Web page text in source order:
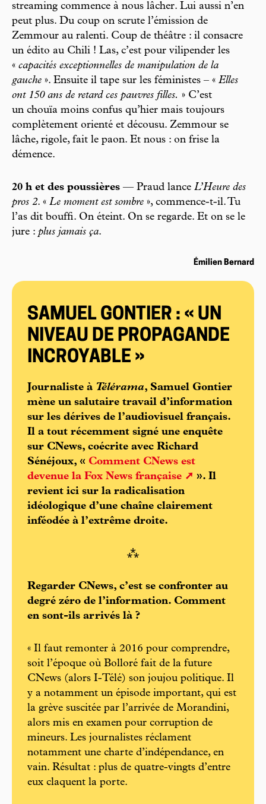
streaming commence à nous lâcher. Lui aussi n’en
peut plus. Du coup on scrute l’émission de
Zemmour au ralenti. Coup de théâtre : il consacre
un édito au Chili ! Las, c’est pour vilipender les
« capacités exceptionnelles de manipulation de la
gauche ». Ensuite il tape sur les féministes – « Elles
ont 150 ans de retard ces pauvres filles. » C’est
un chouïa moins confus qu’hier mais toujours
complètement orienté et décousu. Zemmour se
lâche, rigole, fait le paon. Et nous : on frise la
démence.
20 h et des poussières — Praud lance L’Heure des
pros 2. « Le moment est sombre », commence-t-il. Tu
l’as dit bouffi. On éteint. On se regarde. Et on se le
jure : plus jamais ça.
Émilien Bernard
SAMUEL GONTIER : « UN
NIVEAU DE PROPAGANDE
INCROYABLE »
Journaliste à Télérama, Samuel Gontier
mène un salutaire travail d’information
sur les dérives de l’audiovisuel français.
Il a tout récemment signé une enquête
sur CNews, coécrite avec Richard
Sénéjoux, « Comment CNews est
devenue la Fox News française
». Il
revient ici sur la radicalisation
idéologique d’une chaîne clairement
inféodée à l’extrême droite.
⁂
Regarder CNews, c’est se confronter au
degré zéro de l’information. Comment
en sont-ils arrivés là ?
« Il faut remonter à 2016 pour comprendre,
soit l’époque où Bolloré fait de la future
CNews (alors I-Télé) son joujou politique. Il
y a notamment un épisode important, qui est
la grève suscitée par l’arrivée de Morandini,
alors mis en examen pour corruption de
mineurs. Les journalistes réclament
notamment une charte d’indépendance, en
vain. Résultat : plus de quatre-vingts d’entre
eux claquent la porte.